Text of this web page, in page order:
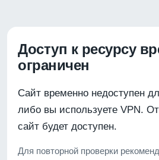
Доступ к ресурсу
ограничен
Сайт временно недоступен
либо вы используете VPN.
сайт будет доступен.
Для повторной проверки